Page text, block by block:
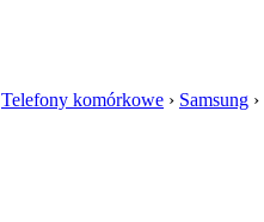
Telefony komórkowe › Samsung ›